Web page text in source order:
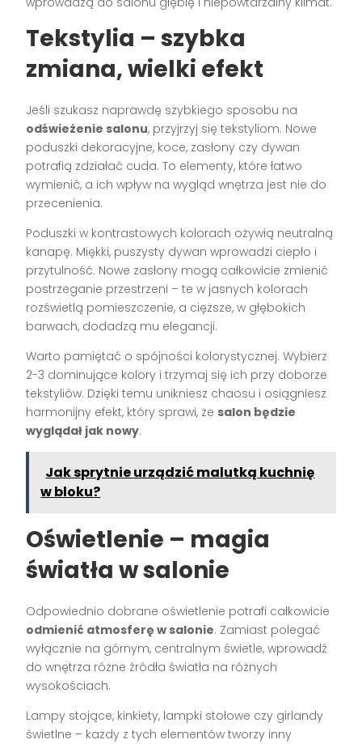
Tekstylia – szybka
zmiana, wielki efekt
Jeśli szukasz naprawdę szybkiego sposobu na
odświeżenie salonu, przyjrzyj się tekstyliom. Nowe
poduszki dekoracyjne, koce, zasłony czy dywan
potrafią zdziałać cuda. To elementy, które łatwo
wymienić, a ich wpływ na wygląd wnętrza jest nie do
przecenienia.
Poduszki w kontrastowych kolorach ożywią neutralną
kanapę. Miękki, puszysty dywan wprowadzi ciepło i
przytulność. Nowe zasłony mogą całkowicie zmienić
postrzeganie przestrzeni – te w jasnych kolorach
rozświetlą pomieszczenie, a cięższe, w głębokich
barwach, dodadzą mu elegancji.
Warto pamiętać o spójności kolorystycznej. Wybierz
2-3 dominujące kolory i trzymaj się ich przy doborze
tekstyliów. Dzięki temu unikniesz chaosu i osiągniesz
harmonijny efekt, który sprawi, że salon będzie
wyglądał jak nowy.
Jak sprytnie urządzić malutką kuchnię
w bloku?
Oświetlenie – magia
światła w salonie
Odpowiednio dobrane oświetlenie potrafi całkowicie
odmienić atmosferę w salonie. Zamiast polegać
wyłącznie na górnym, centralnym świetle, wprowadź
do wnętrza różne źródła światła na różnych
wysokościach.
Lampy stojące, kinkiety, lampki stołowe czy girlandy
świetlne – każdy z tych elementów tworzy inny